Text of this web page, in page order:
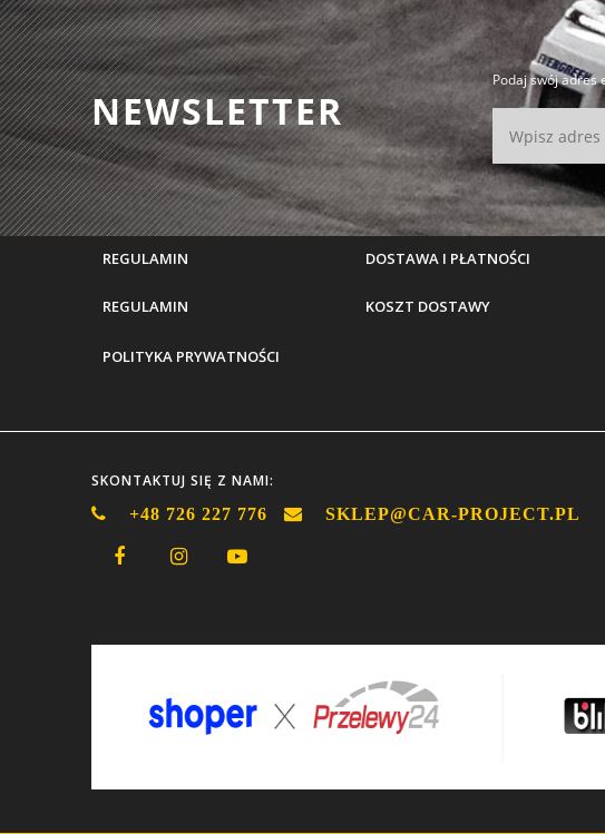
NEWSLETTER
Podaj swój adres
REGULAMIN
REGULAMIN
POLITYKA PRYWATNOŚCI
DOSTAWA I PŁATNOŚCI
KOSZT DOSTAWY
SKONTAKTUJ SIĘ Z NAMI:
+48 726 227 776 SKLEP@CAR-PROJECT.PL